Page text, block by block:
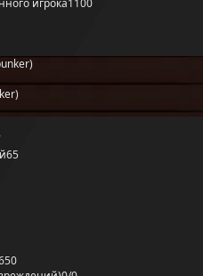
игрока1100
65